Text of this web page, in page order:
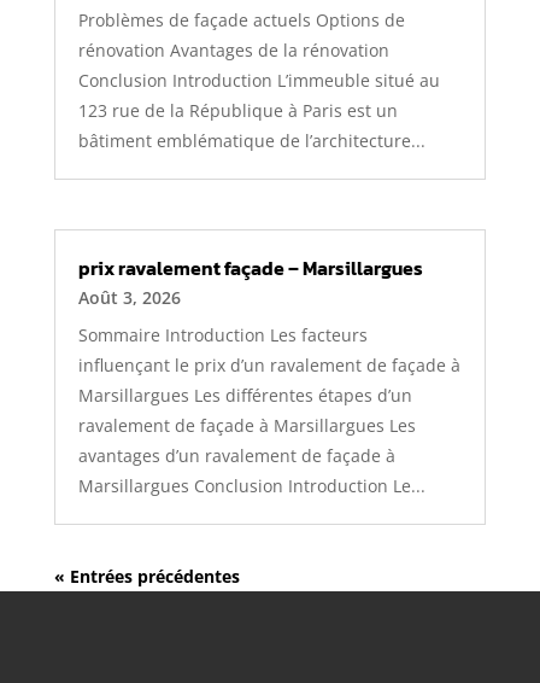
Problèmes de façade actuels Options de
rénovation Avantages de la rénovation
Conclusion Introduction L’immeuble situé au
123 rue de la République à Paris est un
bâtiment emblématique de l’architecture...
prix ravalement façade – Marsillargues
Août 3, 2026
Sommaire Introduction Les facteurs
influençant le prix d’un ravalement de façade à
Marsillargues Les différentes étapes d’un
ravalement de façade à Marsillargues Les
avantages d’un ravalement de façade à
Marsillargues Conclusion Introduction Le...
« Entrées précédentes